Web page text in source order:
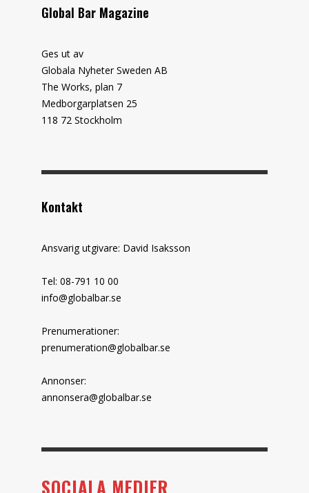
Global Bar Magazine
Ges ut av
Globala Nyheter Sweden AB
The Works, plan 7
Medborgarplatsen 25
118 72 Stockholm
Kontakt
Ansvarig utgivare: David Isaksson
Tel: 08-791 10 00
info@globalbar.se
Prenumerationer:
prenumeration@globalbar.se
Annonser:
annonsera@globalbar.se
SOCIALA MEDIER